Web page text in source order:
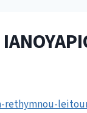
rethymnou-